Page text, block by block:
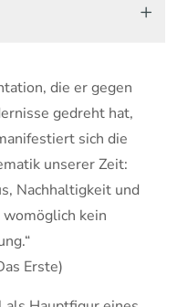
die er gegen
gedreht hat,
sich die
unserer Zeit:
Nachhaltigkeit und
kein
Erste)